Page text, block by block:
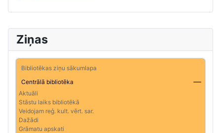
Ziņas
Bibliotēkas ziņu sākumlapa
Centrālā bibliotēka
Aktuāli
Stāstu laiks bibliotēkā
Veidojam reģ. kult. vērt. sar.
Dažādi
Grāmatu apskati